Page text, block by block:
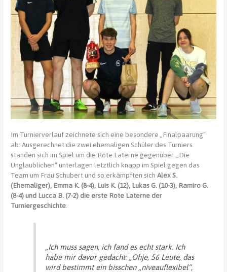
Im Turnierverlauf zeichnete sich eine besondere „Finalpaarung“
ab: Ausgerechnet die zwei ehemaligen Schüler des Turniers
standen sich im Spiel um die Rote Laterne gegenüber. „Die
Unglaublichen“ unterlagen letztlich knapp im Spiel gegen das
Team um Frau Schubert und so erkämpften sichAlex S.
(Ehemaliger), Emma K. (8-4), Luis K. (12), Lukas G. (10-3), Ramiro G.
(8-4) und Lucca B. (7-2) die erste Rote Laterne der
Turniergeschichte
„Ich muss sagen, ich fand es echt stark. Ich
habe mir davor gedacht: „Ohje, 56 Leute, das
wird bestimmt ein bisschen „niveauflexibel“,